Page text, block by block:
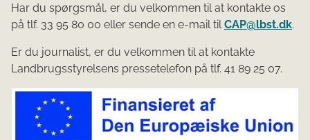
Har du spørgsmål, er du velkommen til at kontakte os
på tlf. 33 95 80 00 eller sende en e-mail til CAP@lbst.dk.
Er du journalist, er du velkommen til at kontakte
Landbrugsstyrelsens pressetelefon på tlf. 41 89 25 07.